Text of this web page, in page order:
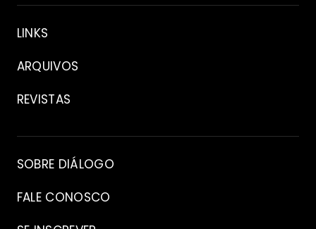
o
t
g
e
e
p
c
a
l
t
s
V
Sobre
LINKS
ARQUIVOS
REVISTAS
Arquivo
SOBRE DIÁLOGO
FALE CONOSCO